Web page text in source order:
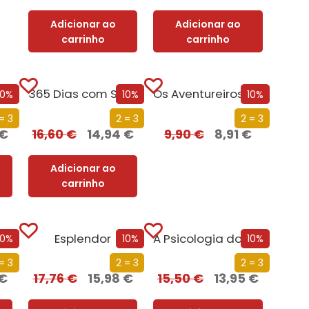
Adicionar ao
carrinho
Adicionar ao
carrinho
3
Dieta à Sua Medida
10%
2 = 3
365 Dias com Saúde
16,60€ 14,94€
Adicionar ao
carrinho
10%
2 = 3
Os Aventureiros – Na Serra da Estrela
9,90€ 8,91€
3
10%
2 = 3
Esplendor
17,76€ 15,98€
10%
2 = 3
A Psicologia do Amor
15,50€ 13,95€